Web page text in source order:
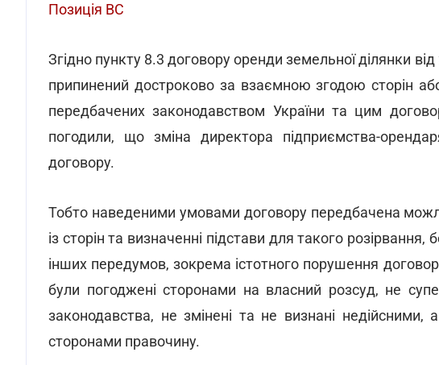
Позиція ВС
Згідно пункту 8.3 договору оренди земельної ділянки
припинений достроково за взаємною згодою сторін
передбачених законодавством України та цим
погодили, що зміна директора підприємства-
договору.
Тобто наведеними умовами договору передбачена
із сторін та визначенні підстави для такого
інших передумов, зокрема істотного порушення
були погоджені сторонами на власний розсуд, не
законодавства, не змінені та не визнані
сторонами правочину.